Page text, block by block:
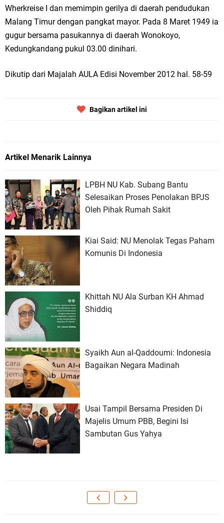
Wherkreise I dan memimpin gerilya di daerah pendudukan
Malang Timur dengan pangkat mayor. Pada 8 Maret 1949 ia
gugur bersama pasukannya di daerah Wonokoyo,
Kedungkandang pukul 03.00 dinihari.
Dikutip dari Majalah AULA Edisi November 2012 hal. 58-59
Bagikan artikel ini
Artikel Menarik Lainnya
LPBH NU Kab. Subang Bantu
Selesaikan Proses Penolakan BPJS
Oleh Pihak Rumah Sakit
Kiai Said: NU Menolak Tegas Paham
Komunis Di Indonesia
Khittah NU Ala Surban KH Ahmad
Shiddiq
Syaikh Aun al-Qaddoumi: Indonesia
Bagaikan Negara Madinah
Usai Tampil Bersama Presiden Di
Majelis Umum PBB, Begini Isi
Sambutan Gus Yahya